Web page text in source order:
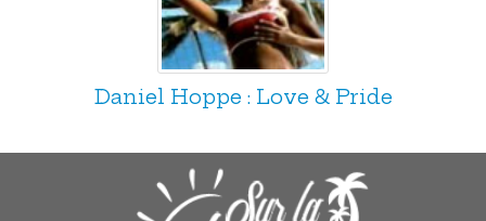
Daniel Hoppe : Love & Pride